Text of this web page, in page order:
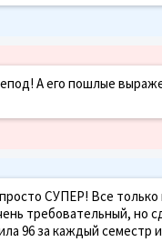
А его пошлые
СУПЕР! Все только
требовательный, но
96 за каждый семестр